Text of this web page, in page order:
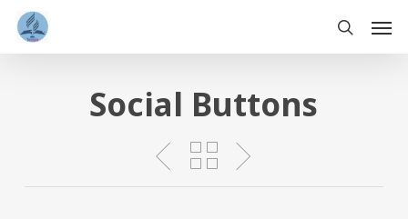
main
content search
Social Buttons